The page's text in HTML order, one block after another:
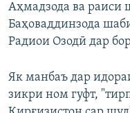
Аҳмадзода ва раиси
Баҳоваддинзода
Радиои Озодӣ дар
Як манбаъ дар
зикри ном гуфт,